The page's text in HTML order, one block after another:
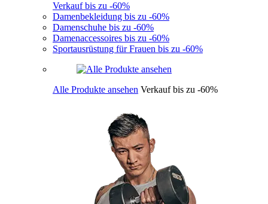
Verkauf bis zu -60%
Damenbekleidung bis zu -60%
Damenschuhe bis zu -60%
Damenaccessoires bis zu -60%
Sportausrüstung für Frauen bis zu -60%
Alle Produkte ansehen Verkauf bis zu -60%